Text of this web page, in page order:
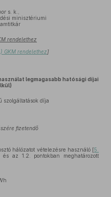
s. k.,
minisztériumi
rendelethez
GKM rendelethez]
legmagasabb hatósági díjai
díja
fizetendő
hálózatot vételezésre használó [5.
és az 1.2. pontokban meghatározott